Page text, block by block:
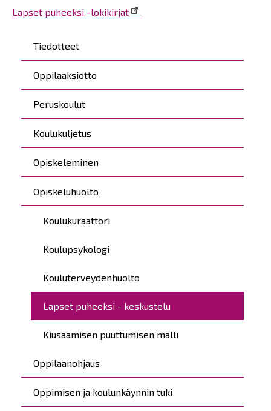
Päävalikko
Tiedotteet
Oppilaaksiotto
Peruskoulut
Koulukuljetus
Opiskeleminen
Opiskeluhuolto
Koulukuraattori
Koulupsykologi
Kouluterveydenhuolto
Lapset puheeksi - keskustelu
Kiusaamisen puuttumisen malli
Oppilaanohjaus
Oppimisen ja koulunkäynnin tuki
Lapset puheeksi -lokikirjat